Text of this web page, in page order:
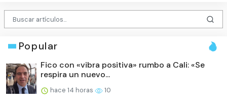
Popular
Fico con «vibra positiva» rumbo a Cali: «Se
respira un nuevo...
hace 14 horas 10